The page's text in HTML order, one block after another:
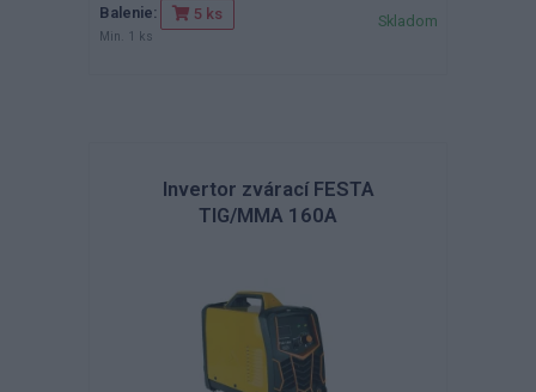
Balenie: 5 ks
Min. 1 ks
Skladom
Invertor zvárací FESTA
TIG/MMA 160A